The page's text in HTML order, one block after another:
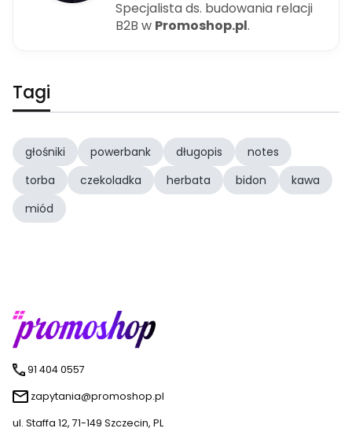
Specjalista ds. budowania relacji
B2B w Promoshop.pl.
Tagi
głośniki powerbank długopis
notes
torba
czekoladka herbata bidon
kawa
miód
91 404 0557
zapytania@promoshop.pl
ul. Staffa 12, 71-149 Szczecin, PL